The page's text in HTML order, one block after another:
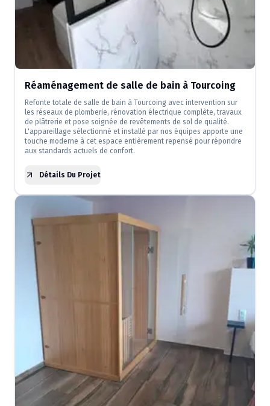
Réaménagement de salle de bain à Tourcoing
Refonte totale de salle de bain à Tourcoing avec intervention sur
les réseaux de plomberie, rénovation électrique complète, travaux
de plâtrerie et pose soignée de revêtements de sol de qualité.
L'appareillage sélectionné et installé par nos équipes apporte une
touche moderne à cet espace entièrement repensé pour répondre
aux standards actuels de confort.
Détails Du Projet